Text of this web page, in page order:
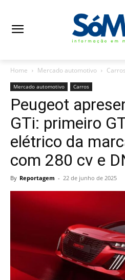
Home Mercado automotivo Carros
Mercado automotivo Carros
Peugeot
GTi: primeiro
elétrico da
com 280 cv e
By Reportagem - 22 de junho de 2025